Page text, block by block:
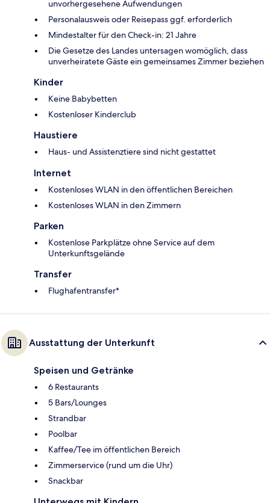
unvorhergesehene Aufwendungen
Personalausweis oder Reisepass ggf. erforderlich
Mindestalter für den Check-in: 21 Jahre
Die Gesetze des Landes untersagen womöglich, dass
unverheiratete Gäste ein gemeinsames Zimmer beziehen
Kinder
Keine Babybetten
Kostenloser Kinderclub
Haustiere
Haus- und Assistenztiere sind nicht gestattet
Internet
Kostenloses WLAN in den öffentlichen Bereichen
Kostenloses WLAN in den Zimmern
Parken
Kostenlose Parkplätze ohne Service auf dem
Unterkunftsgelände
Transfer
Flughafentransfer*
Ausstattung der Unterkunft
Speisen und Getränke
6 Restaurants
5 Bars/Lounges
Strandbar
Poolbar
Kaffee/Tee im öffentlichen Bereich
Zimmerservice (rund um die Uhr)
Snackbar